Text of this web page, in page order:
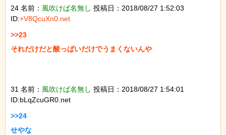
24 名前： 風吹けば名無し 投稿日：2018/08/27 1:52:03
ID:+V8QcuXn0.net
>>23
それだけだと酸っぱいだけでうまくないんや
31 名前： 風吹けば名無し 投稿日：2018/08/27 1:54:01
ID:bLqZcuGR0.net
>>24
せやな